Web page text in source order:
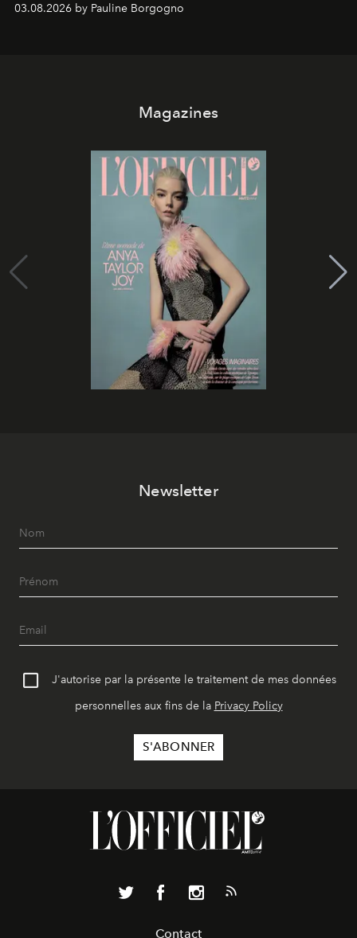
03.08.2026 by Pauline Borgogno
Magazines
Newsletter
J'autorise par la présente le traitement de mes données
personnelles aux fins de la Privacy Policy
Contact